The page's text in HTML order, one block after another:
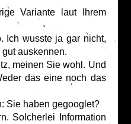
Variante laut Ihrem
Ich wusste ja gar nicht,
auskennen.
meinen Sie wohl. Und
das eine noch das
Sie haben gegooglet?
Solcherlei Information